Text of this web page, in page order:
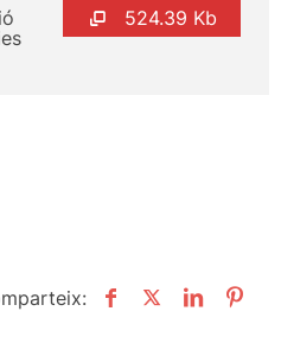
524.39 Kb